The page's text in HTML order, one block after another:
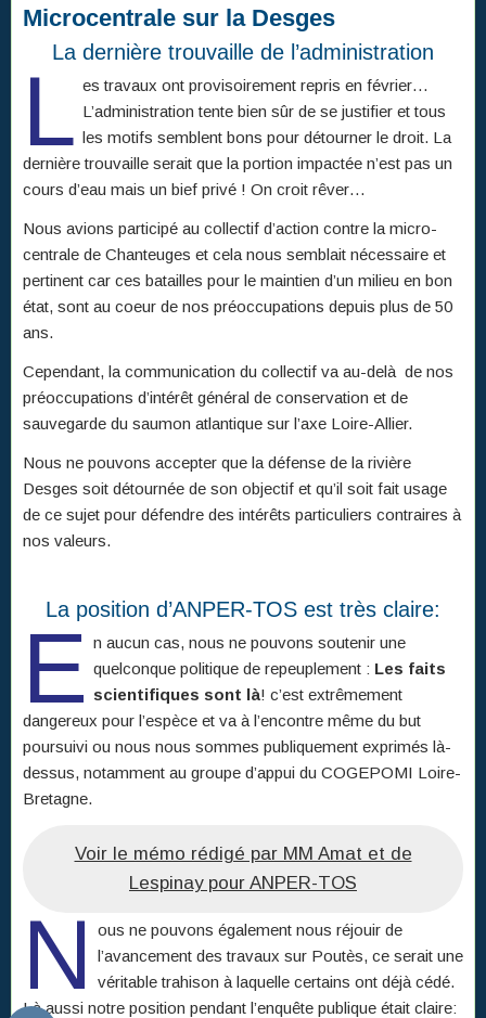
Microcentrale sur la Desges
La dernière trouvaille de l’administration
L es travaux ont provisoirement repris en février…
L’administration tente bien sûr de se justifier et tous
les motifs semblent bons pour détourner le droit. La
dernière trouvaille serait que la portion impactée n’est pas un
cours d’eau mais un bief privé ! On croit rêver…
Nous avions participé au collectif d’action contre la micro-
centrale de Chanteuges et cela nous semblait nécessaire et
pertinent car ces batailles pour le maintien d’un milieu en bon
état, sont au coeur de nos préoccupations depuis plus de 50
ans.
Cependant, la communication du collectif va au-delà de nos
préoccupations d’intérêt général de conservation et de
sauvegarde du saumon atlantique sur l’axe Loire-Allier.
Nous ne pouvons accepter que la défense de la rivière
Desges soit détournée de son objectif et qu’il soit fait usage
de ce sujet pour défendre des intérêts particuliers contraires à
nos valeurs.
La position d’ANPER-TOS est très claire:
E n aucun cas, nous ne pouvons soutenir une
quelconque politique de repeuplement : Les faits
scientifiques sont là! c’est extrêmement
dangereux pour l’espèce et va à l’encontre même du but
poursuivi ou nous nous sommes publiquement exprimés là-
dessus, notamment au groupe d’appui du COGEPOMI Loire-
Bretagne.
Voir le mémo rédigé par MM Amat et de
Lespinay pour ANPER-TOS
N
ous ne pouvons également nous réjouir de
l’avancement des travaux sur Poutès, ce serait une
véritable trahison à laquelle certains ont déjà cédé.
Là aussi notre position pendant l’enquête publique était claire: